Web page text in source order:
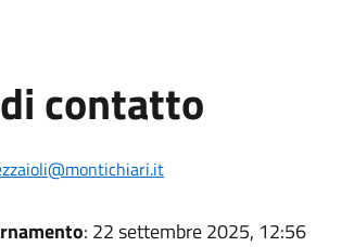
contatto
: 22 settembre 2025, 12:56